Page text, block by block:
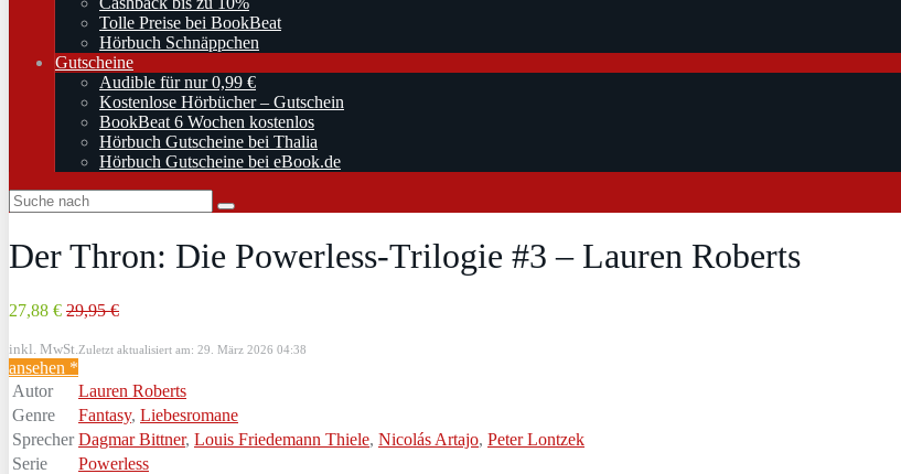
Tolle Preise bei BookBeat
Hörbuch Schnäppchen
Gutscheine
Audible für nur 0,99 €
Kostenlose Hörbücher – Gutschein
BookBeat 6 Wochen kostenlos
Hörbuch Gutscheine bei Thalia
Hörbuch Gutscheine bei eBook.de
Der Thron: Die Powerless-Trilogie #3 – Lauren Roberts
27,88 € 29,95 €
inkl. MwSt. Zuletzt aktualisiert am: 29. März 2026 04:38
ansehen *
Autor
Lauren Roberts
Genre
Fantasy, Liebesromane
Sprecher Dagmar Bittner, Louis Friedemann Thiele, Nicolás Artajo, Peter Lontzek
Serie
Powerless